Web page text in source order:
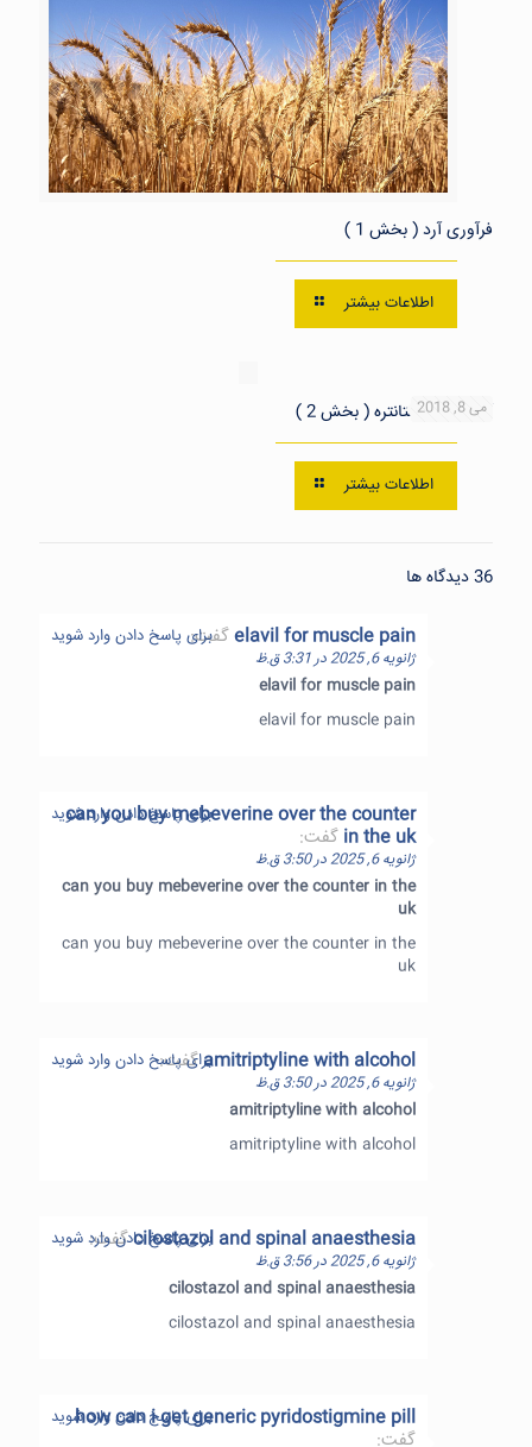
فرآوری آرد ( بخش 1 )
اطلاعات بیشتر
می 8, 2018
آنزیمهای کنستانتره ( بخش 2 )
اطلاعات بیشتر
36 دیدگاه ها
elavil for muscle painگفت:
ژانویه 6, 2025 در 3:31 ق.ظ
elavil for muscle pain
elavil for muscle pain
برای پاسخ دادن وارد شوید
can you buy mebeverine over the counter
in the uk گفت:
ژانویه 6, 2025 در 3:50 ق.ظ
can you buy mebeverine over the counter in the
uk
can you buy mebeverine over the counter in the
uk
برای پاسخ دادن وارد شوید
amitriptyline with alcoholگفت:
ژانویه 6, 2025 در 3:50 ق.ظ
amitriptyline with alcohol
amitriptyline with alcohol
برای پاسخ دادن وارد شوید
cilostazol and spinal anaesthesiaگفت:
ژانویه 6, 2025 در 3:56 ق.ظ
cilostazol and spinal anaesthesia
cilostazol and spinal anaesthesia
برای پاسخ دادن وارد شوید
how can i get generic pyridostigmine pill
گفت:
برای پاسخ دادن وارد شوید